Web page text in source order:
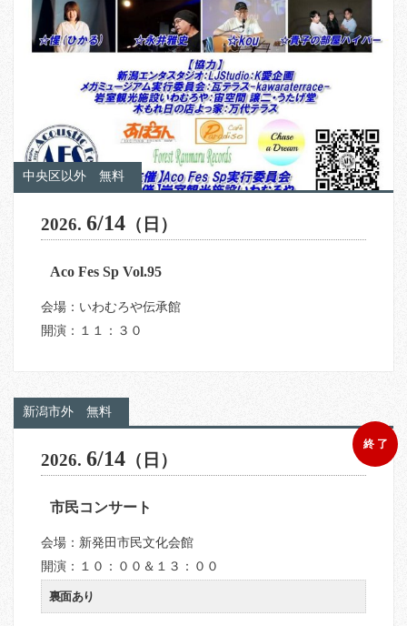
中央区以外 無料
2026. 6/14 （日）
Aco Fes Sp Vol.95
会場：いわむろや伝承館
開演：１１：３０
新潟市外 無料
終 了
2026. 6/14 （日）
市民コンサート
会場：新発田市民文化会館
開演：１０：００＆１３：００
裏面あり